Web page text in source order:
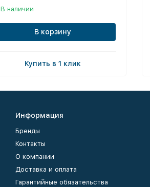
В наличии
В корзину
Купить в 1 клик
Информация
Бренды
Контакты
О компании
Доставка и оплата
Гарантийные обязательства